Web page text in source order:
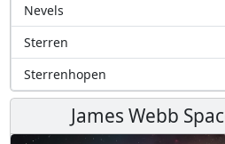
Nevels
Sterren
Sterrenhopen
James Webb